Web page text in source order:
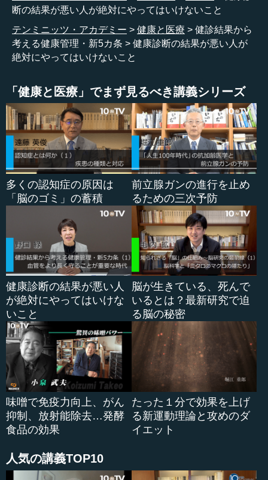
健康診断を受けておられたのではないかと思います。こう
いった健康診断の結果の取り扱い方、見方というのは、
今、そういった病気があるかどうかということは分かるの
が起こりそうなのかということは実は分からないのです。
そういう観点で考えたときに、本当にそういう見方だけ
でいいのかどうかということを少し考えてみたいと思いま
す。
●さまざまな病気に共通する血管の問題
多くの方々に、「今、いちばんなりたくない病気はどう
いった病気ですか？」とお聞きすると、多くの方が、もち
ろん、脳卒中や心筋梗塞...
断の結果が悪い人が絶対にやってはいけないこと
テンミニッツ・アカデミー
健康と医療
健診結果から
考える健康管理・新5カ条
健康診断の結果が悪い人が
絶対にやってはいけないこと
「健康と医療」でまず見るべき講義シリーズ
多くの認知症の原因は
「脳のゴミ」の蓄積
前立腺ガンの進行を止め
るための三次予防
健康診断の結果が悪い人
が絶対にやってはいけな
いこと
脳が生きている、死んで
いるとは？最新研究で迫
る脳の秘密
味噌で免疫力向上、がん
抑制、放射能除去…発酵
食品の効果
たった１分で効果を上げ
る新運動理論と攻めのダ
イエット
人気の講義TOP10